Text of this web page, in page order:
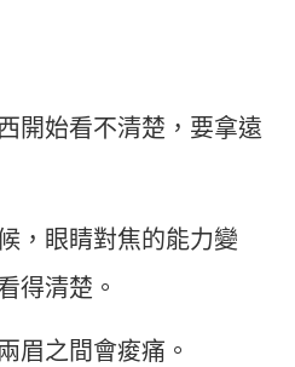
開始看不清楚，要拿遠
，眼睛對焦的能力變
得清楚。
眉之間會痠痛。